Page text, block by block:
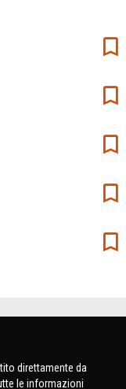
direttamente da
le informazioni